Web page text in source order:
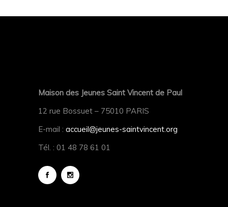
Maison des Jeunes Saint Vincent de Paul
12 rue Bossuet – 75010 PARIS
E-mail : accueil@jeunes-saintvincent.org
Tél. : 01 48 78 61 01